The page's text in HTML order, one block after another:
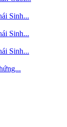
Sinh...
Sinh...
Sinh...